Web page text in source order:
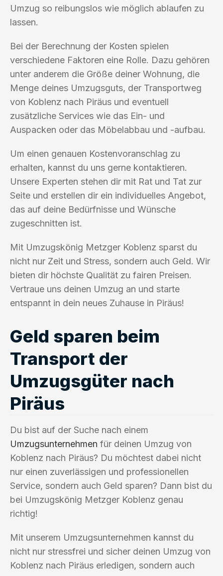
Umzug so reibungslos wie möglich ablaufen zu
lassen.
Bei der Berechnung der Kosten spielen
verschiedene Faktoren eine Rolle. Dazu gehören
unter anderem die Größe deiner Wohnung, die
Menge deines Umzugsguts, der Transportweg
von Koblenz nach Piräus und eventuell
zusätzliche Services wie das Ein- und
Auspacken oder das Möbelabbau und -aufbau.
Um einen genauen Kostenvoranschlag zu
erhalten, kannst du uns gerne kontaktieren.
Unsere Experten stehen dir mit Rat und Tat zur
Seite und erstellen dir ein individuelles Angebot,
das auf deine Bedürfnisse und Wünsche
zugeschnitten ist.
Mit Umzugskönig Metzger Koblenz sparst du
nicht nur Zeit und Stress, sondern auch Geld. Wir
bieten dir höchste Qualität zu fairen Preisen.
Vertraue uns deinen Umzug an und starte
entspannt in dein neues Zuhause in Piräus!
Geld sparen beim
Transport der
Umzugsgüter nach
Piräus
Du bist auf der Suche nach einem
Umzugsunternehmen für deinen Umzug von
Koblenz nach Piräus? Du möchtest dabei nicht
nur einen zuverlässigen und professionellen
Service, sondern auch Geld sparen? Dann bist du
bei Umzugskönig Metzger Koblenz genau
richtig!
Mit unserem Umzugsunternehmen kannst du
nicht nur stressfrei und sicher deinen Umzug von
Koblenz nach Piräus erledigen, sondern auch